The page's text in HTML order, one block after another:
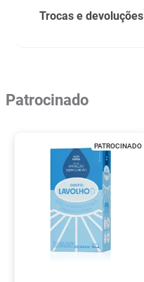
Trocas e devoluções
Patrocinado
PATROCINADO